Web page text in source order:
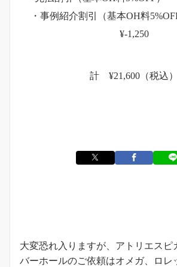
・事例紹介割引（基本OH料
¥-1,250
計 ¥21,600（税込）
大変恐れ入りますが、アトリエスピ
バーホールのご依頼はオメガ、ロレ